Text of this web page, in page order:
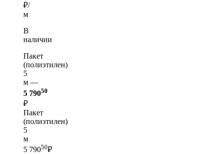
₽/
м
В
наличии
Пакет
(полиэтилен)
5
м —
5 79050
₽
Пакет
(полиэтилен)
5
м
5 79050₽